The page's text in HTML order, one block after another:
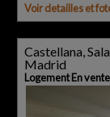
Voir detailles et
Castellana,
Madrid
Logement En vente